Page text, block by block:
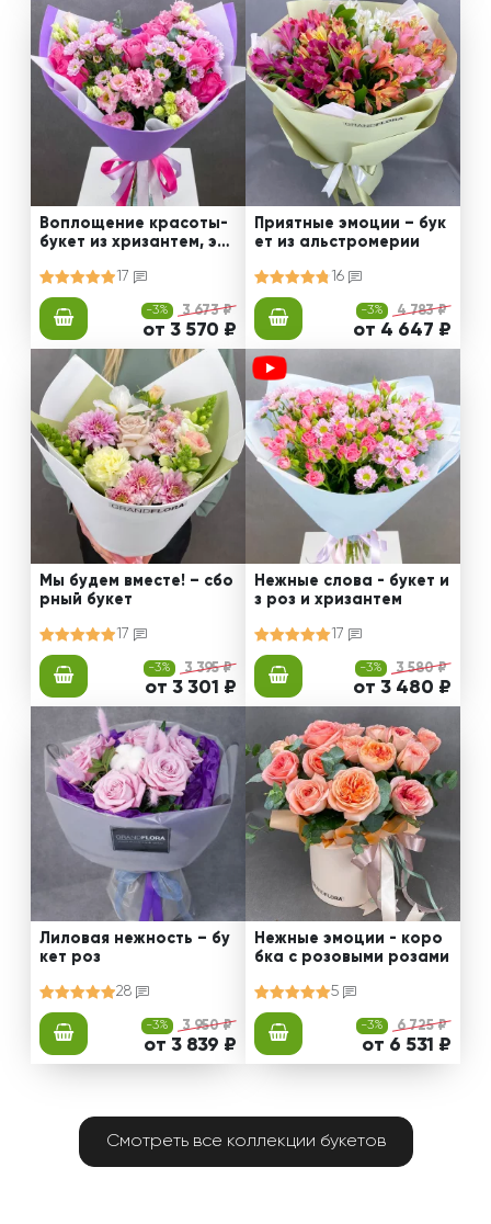
Воплощение красоты-
букет из хризантем, эус
17
-3% 3 673 ₽
от 3 570 ₽
Приятные эмоции – бук
ет из альстромерии
16
-3% 4 783 ₽
от 4 647 ₽
Мы будем вместе! – сбо
рный букет
17
-3% 3 395 ₽
от 3 301 ₽
Нежные слова - букет и
з роз и хризантем
17
-3% 3 580 ₽
от 3 480 ₽
Лиловая нежность – бу
кет роз
28
-3% 3 950 ₽
от 3 839 ₽
Нежные эмоции - коро
бка с розовыми розами
5
-3% 6 725 ₽
от 6 531 ₽
Смотреть все коллекции букетов